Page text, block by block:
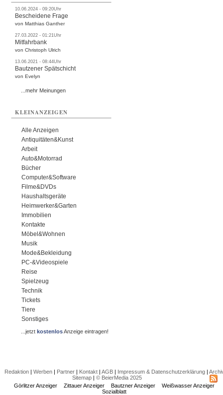
10.06.2024 - 09:20Uhr
Bescheidene Frage
von Matthias Ganther
27.03.2022 - 01:21Uhr
Mitfahrbank
von Christoph Ulrich
13.06.2021 - 08:44Uhr
Bautzener Spätschicht
von Evelyn
...mehr Meinungen
KLEINANZEIGEN
Alle Anzeigen
Antiquitäten&Kunst
Arbeit
Auto&Motorrad
Bücher
Computer&Software
Filme&DVDs
Haushaltsgeräte
Heimwerker&Garten
Immobilien
Kontakte
Möbel&Wohnen
Musik
Mode&Bekleidung
PC-&Videospiele
Reise
Spielzeug
Technik
Tickets
Tiere
Sonstiges
...jetztkostenlosAnzeige eintragen!
Redaktion| Werben| Partner| Kontakt| AGB| Impressum & Datenschutzerklärung|
Sitemap| © BeierMedia 2025
Görlitzer Anzeiger
Zittauer Anzeiger Bautzner Anzeiger
Weißwasser Anzeiger
Sozialblatt